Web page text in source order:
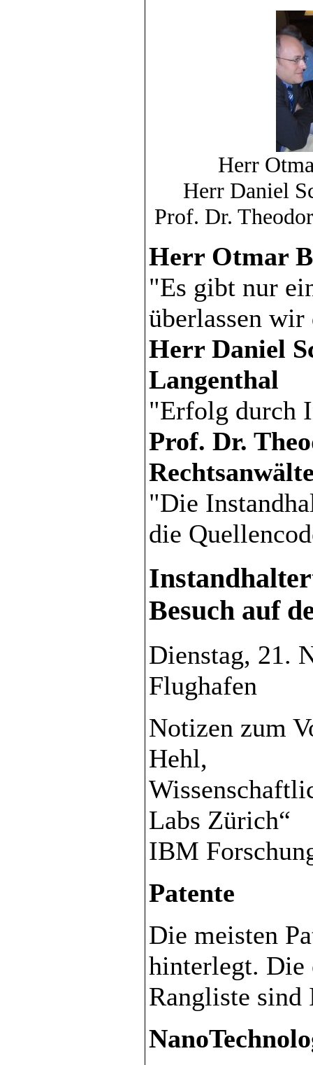
Herr
Herr Daniel
Prof. Dr.
Herr Otmar
"Es gibt nur
überlassen
Herr Daniel
Langenthal
"Erfolg durch
Prof. Dr.
"Die
die
Besuch auf
Dienstag, 21.
Flughafen
Notizen zum
Hehl,
Labs Zürich“
IBM
Patente
Die meisten
hinterlegt. Die
Rangliste sind